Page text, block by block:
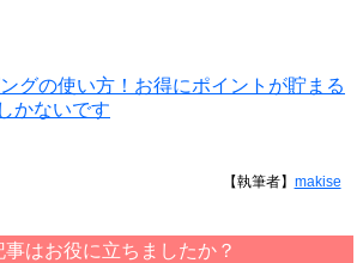
グの使い方！お得にポイントが貯まる
かないです
【執筆者】 makise
事はお役に立ちましたか？